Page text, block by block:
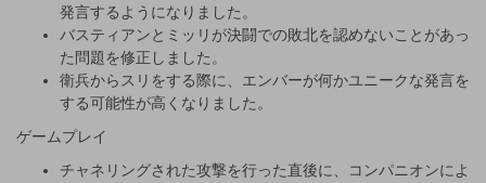
発言するようになりました。
バスティアンとミッリが決闘での敗北を認めないことがあっ
た問題を修正しました。
衛兵からスリをする際に、エンバーが何かユニークな発言を
する可能性が高くなりました。
ゲームプレイ
チャネリングされた攻撃を行った直後に、コンパニオンによ